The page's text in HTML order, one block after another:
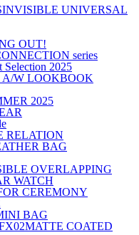
INVISIBLE UNIVERSAL
OUT!
series
Selection 2025
A/W LOOKBOOK
2025
RELATION
BAG
OVERLAPPING
WATCH
CEREMONY
BAG
MATTE COATED